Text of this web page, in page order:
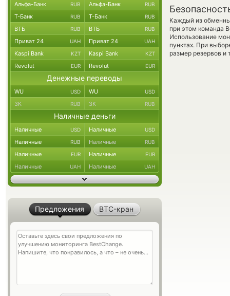
Каждый из
при этом команда
Использование
пунктах. При
размер резервов и
Альфа-Банк RUB Альфа-Банк RUB
Т-Банк RUB Т-Банк RUB
ВТБ RUB ВТБ RUB
Приват 24 UAH Приват 24 UAH
Kaspi Bank KZT Kaspi Bank KZT
Revolut EUR Revolut EUR
Денежные переводы
WU USD WU USD
ЗК RUB ЗК RUB
Наличные деньги
Наличные USD Наличные USD
Наличные RUB Наличные RUB
Наличные EUR Наличные EUR
Наличные UAH Наличные UAH
Предложения BTC-кран